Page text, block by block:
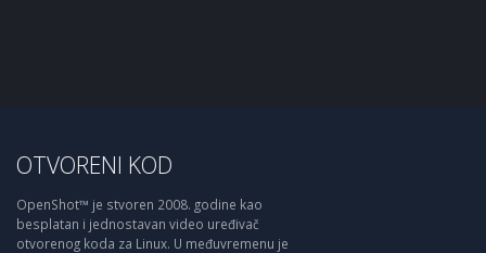
OTVORENI KOD
OpenShot™ je stvoren 2008. godine kao
besplatan i jednostavan video uređivač
otvorenog koda za Linux. U međuvremenu je